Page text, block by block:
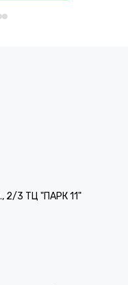
2/3 ТЦ "ПАРК 11"